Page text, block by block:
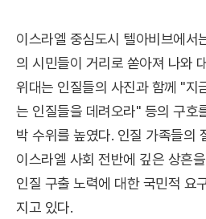
이스라엘 중심도시 텔아비브에서
의 시민들이 거리로 쏟아져 나와
위대는 인질들의 사진과 함께 "지
는 인질들을 데려오라" 등의 구호
박 수위를 높였다. 인질 가족들의
이스라엘 사회 전반에 깊은 상흔
인질 구출 노력에 대한 국민적 요
지고 있다.